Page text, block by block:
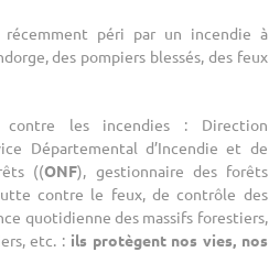
péri par un incendie à
des pompiers blessés, des feux
les incendies : Direction
Départemental d’Incendie et de
((ONF), gestionnaire des forêts
contre le feux, de contrôle des
quotidienne des massifs forestiers,
etc. : ils protègent nos vies, nos